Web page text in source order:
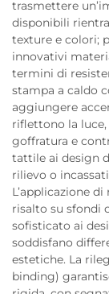
trasmettere
disponibili
texture e colori;
innovativi
termini di
stampa a caldo
aggiungere
riflettono la luce,
goffratura e
tattile ai design
rilievo o
L’applicazione
risalto su sfondi
sofisticato ai
soddisfano
estetiche. La
binding)